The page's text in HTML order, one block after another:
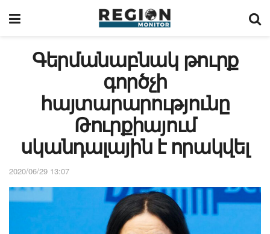
Գերմանաբնակ թուրք
գործչի
հայտարարությունը
Թուրքիայում
սկանդալային է որակվել
2020/06/29 13:07